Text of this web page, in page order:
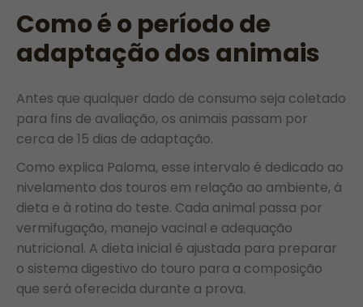
Como é o período de
adaptação dos animais
Antes que qualquer dado de consumo seja coletado
para fins de avaliação, os animais passam por
cerca de 15 dias de adaptação.
Como explica Paloma, esse intervalo é dedicado ao
nivelamento dos touros em relação ao ambiente, à
dieta e à rotina do teste. Cada animal passa por
vermifugação, manejo vacinal e adequação
nutricional. A dieta inicial é ajustada para preparar
o sistema digestivo do touro para a composição
que será oferecida durante a prova.